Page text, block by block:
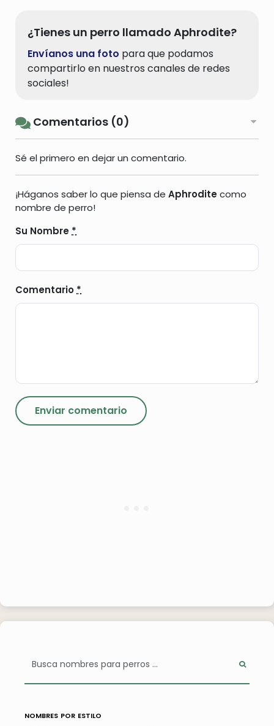
¿Tienes un perro llamado Aphrodite?
Envíanos una foto para que podamos
compartirlo en nuestros canales de redes
sociales!
Comentarios (0)
Sé el primero en dejar un comentario.
¡Háganos saber lo que piensa de Aphroditecomo
nombre de perro!
Su Nombre *
Comentario *
nombres por estilo